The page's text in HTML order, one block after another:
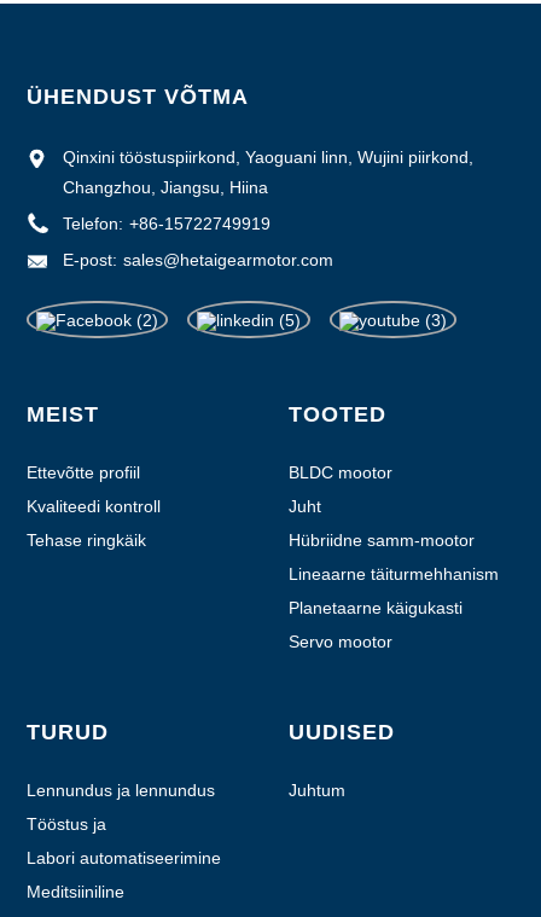
ÜHENDUST VÕTMA
Qinxini tööstuspiirkond, Yaoguani linn, Wujini piirkond,
Changzhou, Jiangsu, Hiina
Telefon: +86-15722749919
E-post: sales@hetaigearmotor.com
MEIST
Ettevõtte profiil
Kvaliteedi kontroll
Tehase ringkäik
TOOTED
BLDC mootor
Juht
Hübriidne samm-mootor
Lineaarne täiturmehhanism
Planetaarne käigukasti
mootor
Servo mootor
TURUD
Lennundus ja lennundus
Tööstus ja
automatiseerimine
Labori automatiseerimine
Meditsiiniline
UUDISED
Juhtum